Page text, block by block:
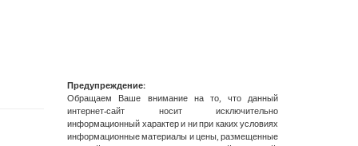
Предупреждение:
Обращаем Ваше внимание на то, что данный
интернет-сайт носит исключительно
информационный характер и ни при каких условиях
информационные материалы и цены, размещенные